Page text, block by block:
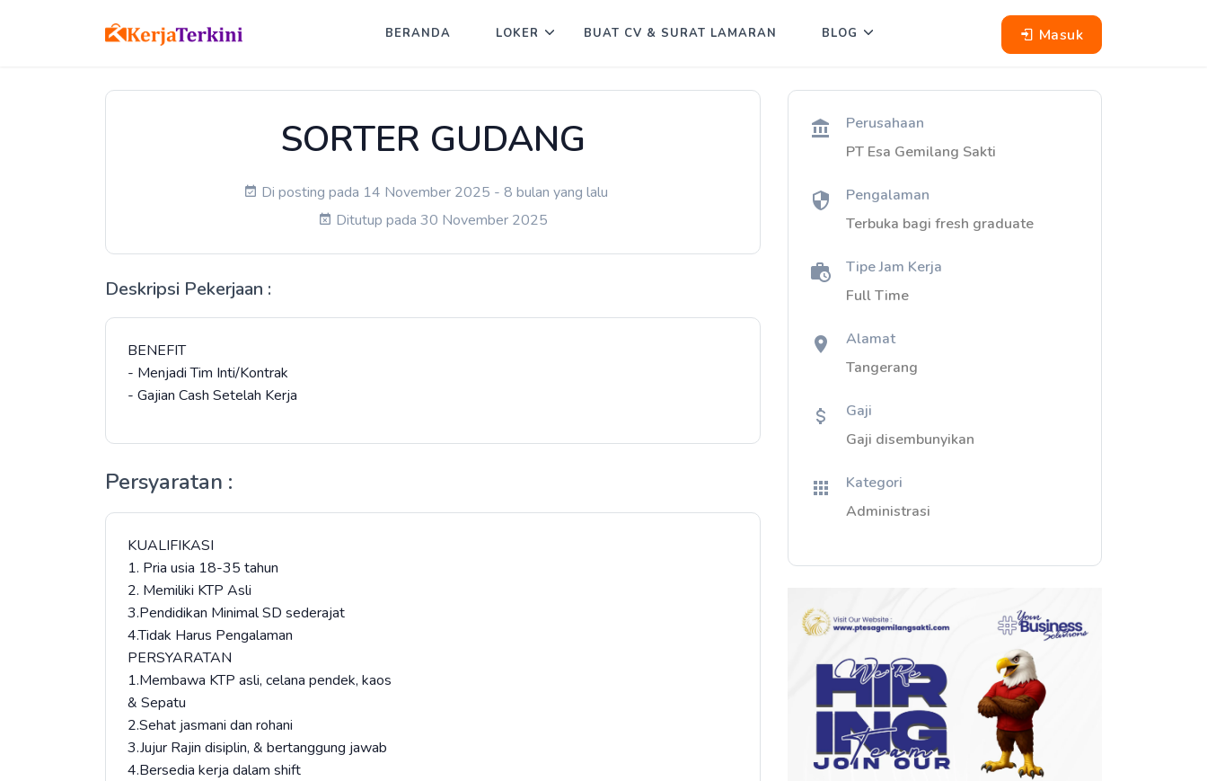
Masuk
BERANDA LOKER BUAT CV & SURAT LAMARAN BLOG
SORTER GUDANG
Di posting pada 14 November 2025 - 8 bulan yang lalu
Ditutup pada 30 November 2025
Deskripsi Pekerjaan :
BENEFIT
- Menjadi Tim Inti/Kontrak
- Gajian Cash Setelah Kerja
Persyaratan :
KUALIFIKASI
1. Pria usia 18-35 tahun
2. Memiliki KTP Asli
3.Pendidikan Minimal SD sederajat
4.Tidak Harus Pengalaman
PERSYARATAN
1.Membawa KTP asli, celana pendek, kaos
& Sepatu
2.Sehat jasmani dan rohani
3.Jujur Rajin disiplin, & bertanggung jawab
4.Bersedia kerja dalam shift
Perusahaan
PT Esa Gemilang Sakti
Pengalaman
Terbuka bagi fresh graduate
Tipe Jam Kerja
Full Time
Alamat
Tangerang
Gaji
Gaji disembunyikan
Kategori
Administrasi